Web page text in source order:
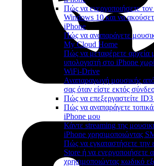
Πώς να ενεργοποιήσετε
Windows 10 και να
iPhone
Πώς να αναπαράγετε
My Cloud Home
Πώς να μεταφέρετε αρχεία
υπολογιστή στο iPhone
WiFi-Drive
Αναπαραγωγή μουσικής
σας όταν είστε εκτός
Πώς να επεξεργαστείτε
Πώς να αναπαράγετε
iPhone μου
Κάντε streaming της
iPhone χρησιμοποιώντας
Πώς να εγκαταστήσετε
Store ή να ενεργοποιήσετε
χρησιμοποιώντας κωδικό